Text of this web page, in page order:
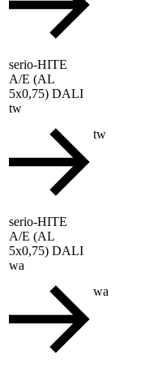
serio-HITE
A/E (AL
5x0,75) DALI
tw
tw
serio-HITE
A/E (AL
5x0,75) DALI
wa
wa